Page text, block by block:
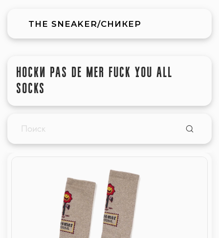
THE SNEAKER/СНИКЕР
НОСКИ PAS DE MER FUCK YOU ALL
SOCKS